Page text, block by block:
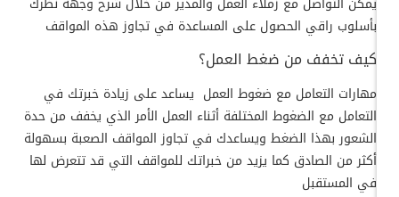
بأسلوب راقي الحصول على المساعدة في تجاوز هذه المواقف
كيف تخفف من ضغط العمل؟
مهارات التعامل مع ضغوط العمل يساعد على زيادة خبرتك في
التعامل مع الضغوط المختلفة أثناء العمل الأمر الذي يخفف من حدة
الشعور بهذا الضغط ويساعدك في تجاوز المواقف الصعبة بسهولة
أكثر من الصادق كما يزيد من خبراتك للمواقف التي قد تتعرض لها
في المستقبل